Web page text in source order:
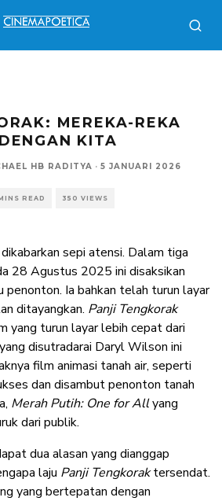
MEREKA-REKA
KITA
HB RADITYA · 5 JANUARI 2026
READ 350 VIEWS
dikabarkan sepi atensi. Dalam tiga
28 Agustus 2025 ini disaksikan
penonton. Ia bahkan telah turun layar
ditayangkan. Panji Tengkorak
yang turun layar lebih cepat dari
disutradarai Daryl Wilson ini
film animasi tanah air, seperti
dan disambut penonton tanah
Merah Putih: One for Allyang
dari publik.
dua alasan yang dianggap
laju Panji Tengkoraktersendat.
yang bertepatan dengan